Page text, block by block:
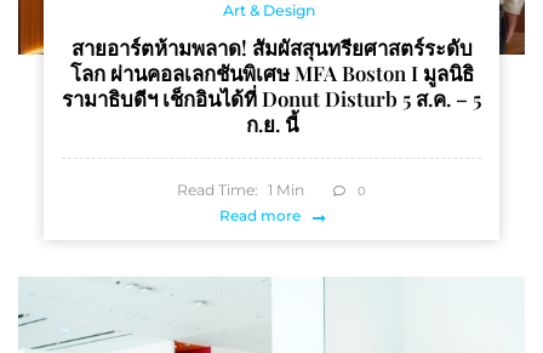
Art & Design
สายอาร์ตห้ามพลาด! สัมผัสสุนทรียศาสตร์ระดับ
โลก ผ่านคอลเลกชันพิเศษ MFA Boston I มูลนิธิ
รามาธิบดีฯ เช็กอินได้ที่ Donut Disturb 5 ส.ค. – 5
ก.ย. นี้
Read Time: 1 Min 0
Read more